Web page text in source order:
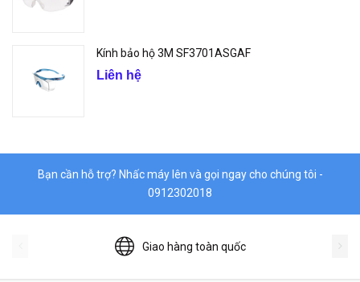
Kính bảo hộ 3M SF3701ASGAF
Liên hệ
Bạn cần hỗ trợ? Nhấc máy lên và gọi ngay cho chúng tôi -
0912302018
Giao hàng toàn quốc